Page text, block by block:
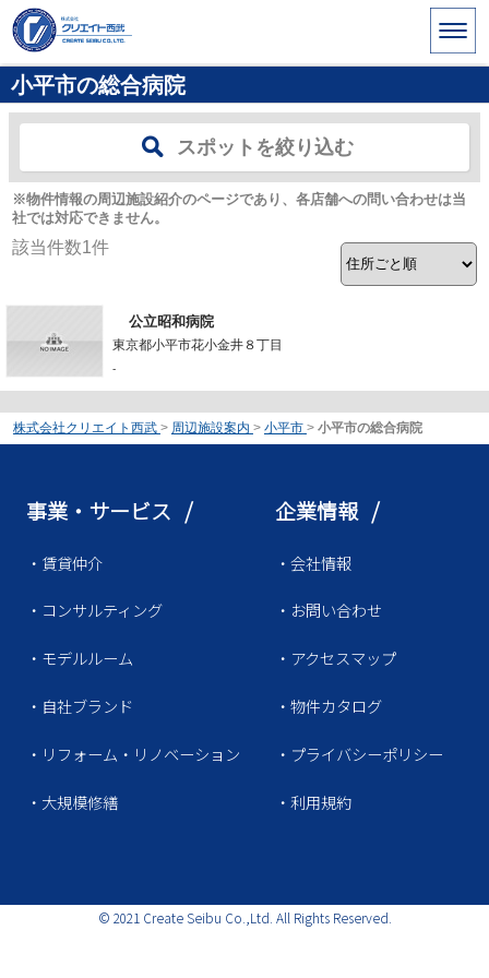
小平市の総合病院
スポットを絞り込む
※物件情報の周辺施設紹介のページであり、各店舗への問い合わせは当
社では対応できません。
該当件数1件
公立昭和病院
東京都小平市花小金井８丁目
-
株式会社クリエイト西武 > 周辺施設案内 > 小平市 > 小平市の総合病院
事業・サービス /
・賃貸仲介
・コンサルティング
・モデルルーム
・自社ブランド
・リフォーム・リノベーション
・大規模修繕
企業情報 /
・会社情報
・お問い合わせ
・アクセスマップ
・物件カタログ
・プライバシーポリシー
・利用規約
© 2021 Create Seibu Co.,Ltd. All Rights Reserved.